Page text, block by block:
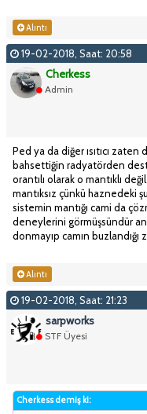
Alıntı
19-02-2018, Saat: 20:58
Cherkess
Admin
Ped ya da diğer ısıtıcı
bahsettiğin radyatörden
orantılı olarak o mantıklı
mantıksız çünkü haznedeki
sistemin mantığı cami da
deneylerini görmüşsündür
donmayıp camın buzlandığı
Alıntı
19-02-2018, Saat: 21:23
sarpworks
STF Üyesi
Cherkess demiş ki: